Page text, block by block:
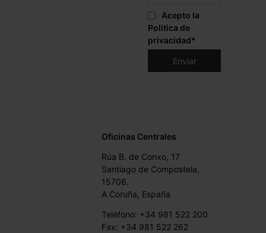
Acepto la
Politica de
privacidad*
Oficinas Centrales
Rúa B. de Conxo, 17
Santiago de Compostela,
15706.
A Coruña, España
Teléfono: +34 981 522 200
Fax: +34 981 522 262